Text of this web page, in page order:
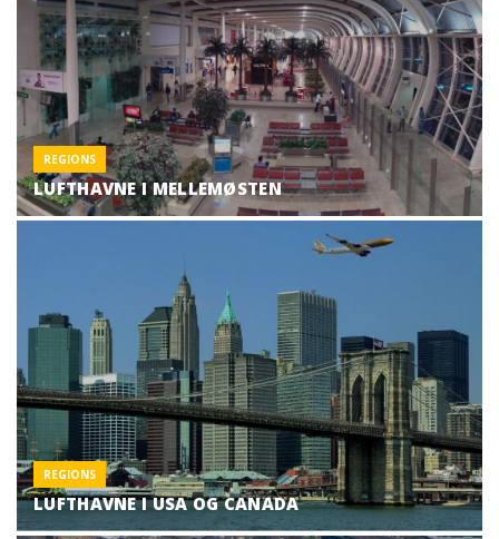
REGIONS
LUFTHAVNE I MELLEMØSTEN
REGIONS
LUFTHAVNE I USA OG CANADA